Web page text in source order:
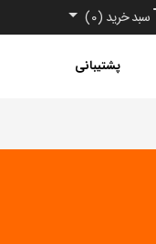
سبد خرید (
0
)
پشتیبانی